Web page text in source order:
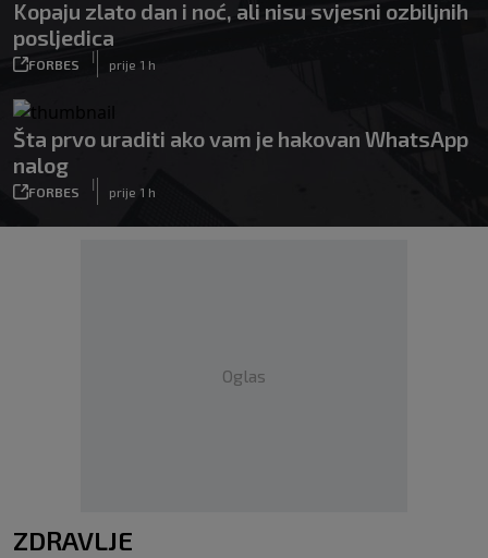
Kopaju zlato dan i noć, ali nisu svjesni ozbiljnih
posljedica
FORBES
|
prije 1 h
Šta prvo uraditi ako vam je hakovan WhatsApp
nalog
FORBES
|
prije 1 h
Oglas
ZDRAVLJE